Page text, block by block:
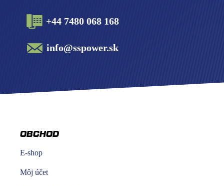
+44 7480 068 168
info@sspower.sk
OBCHOD
E-shop
Môj účet